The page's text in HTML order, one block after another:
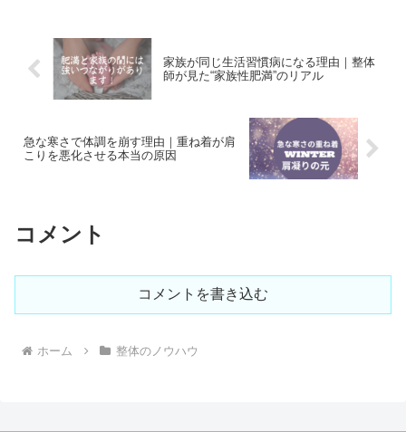
家族が同じ生活習慣病になる理由｜整体
師が見た“家族性肥満”のリアル
急な寒さで体調を崩す理由｜重ね着が肩
こりを悪化させる本当の原因
コメント
コメントを書き込む
ホーム 整体のノウハウ